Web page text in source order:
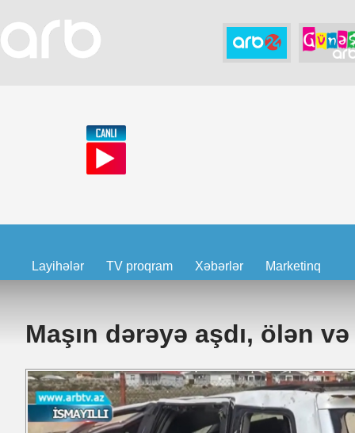
Layihələr TV proqram Xəbərlər Marketinq
Maşın dərəyə aşdı, ölən